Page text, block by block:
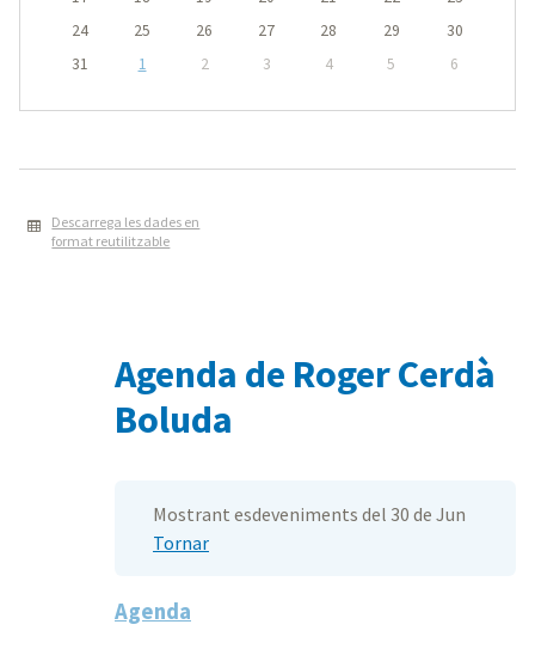
24
25 26 27 28 29
30
31
1 2 3 4 5 6
Descarrega les dades en
format reutilitzable
Agenda de Roger Cerdà
Boluda
Mostrant esdeveniments del 30 de Jun
Tornar
Agenda